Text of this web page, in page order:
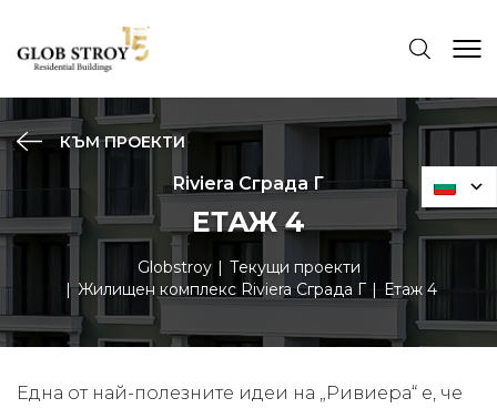
КЪМ ПРОЕКТИ
Riviera Сграда Г
ЕТАЖ 4
Globstroy
Текущи проекти
Жилищен комплекс Riviera Сграда Г
Етаж 4
Една от най-полезните идеи на „Ривиера“ е, че